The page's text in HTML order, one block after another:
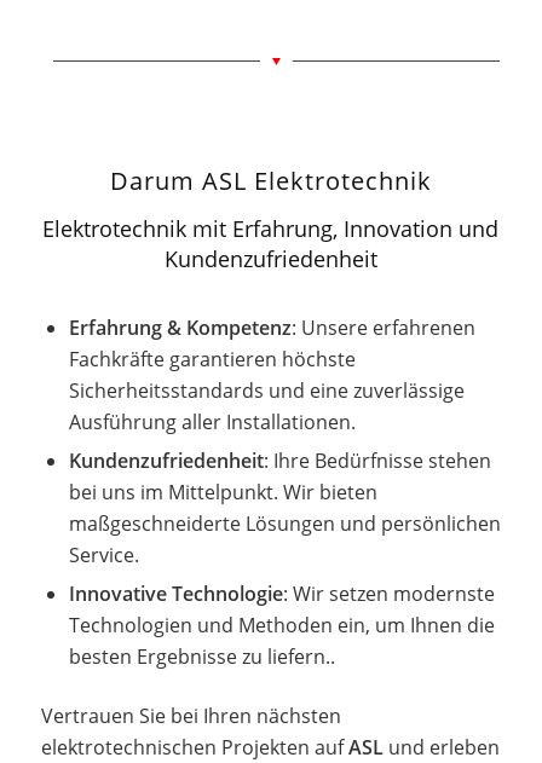
Darum ASL Elektrotechnik
Elektrotechnik mit Erfahrung, Innovation und
Kundenzufriedenheit
Erfahrung & Kompetenz: Unsere erfahrenen
Fachkräfte garantieren höchste
Sicherheitsstandards und eine zuverlässige
Ausführung aller Installationen.
Kundenzufriedenheit: Ihre Bedürfnisse stehen
bei uns im Mittelpunkt. Wir bieten
maßgeschneiderte Lösungen und persönlichen
Service.
Innovative Technologie: Wir setzen modernste
Technologien und Methoden ein, um Ihnen die
besten Ergebnisse zu liefern..
Vertrauen Sie bei Ihren nächsten
elektrotechnischen Projekten aufASLund erleben